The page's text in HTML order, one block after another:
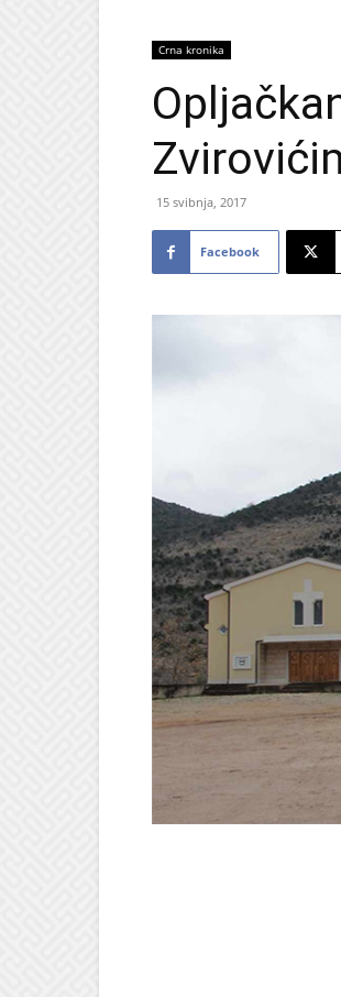
Crna kronika
15 svibnja, 2017
Facebook